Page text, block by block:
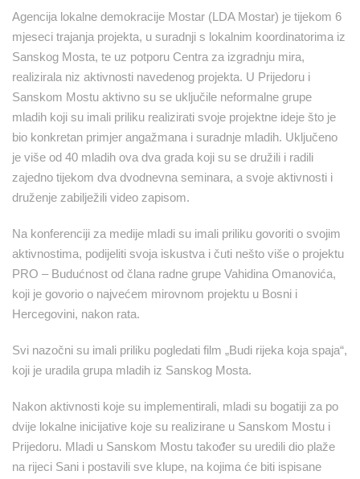
Agencija lokalne demokracije Mostar (LDA Mostar) je tijekom 6
mjeseci trajanja projekta, u suradnji s lokalnim koordinatorima iz
Sanskog Mosta, te uz potporu Centra za izgradnju mira,
realizirala niz aktivnosti navedenog projekta. U Prijedoru i
Sanskom Mostu aktivno su se uključile neformalne grupe
mladih koji su imali priliku realizirati svoje projektne ideje što je
bio konkretan primjer angažmana i suradnje mladih. Uključeno
je više od 40 mladih ova dva grada koji su se družili i radili
zajedno tijekom dva dvodnevna seminara, a svoje aktivnosti i
druženje zabilježili video zapisom.
Na konferenciji za medije mladi su imali priliku govoriti o svojim
aktivnostima, podijeliti svoja iskustva i čuti nešto više o projektu
PRO – Budućnost od člana radne grupe Vahidina Omanovića,
koji je govorio o najvećem mirovnom projektu u Bosni i
Hercegovini, nakon rata.
Svi nazočni su imali priliku pogledati film „Budi rijeka koja spaja“,
koji je uradila grupa mladih iz Sanskog Mosta.
Nakon aktivnosti koje su implementirali, mladi su bogatiji za po
dvije lokalne inicijative koje su realizirane u Sanskom Mostu i
Prijedoru. Mladi u Sanskom Mostu također su uredili dio plaže
na rijeci Sani i postavili sve klupe, na kojima će biti ispisane